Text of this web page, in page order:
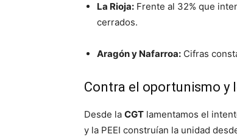
La Rioja: Frente al 32% que
cerrados.
Aragón y Nafarroa: Cifras
Contra el oportunismo y
Desde la CGT lamentamos el
y la PEEI construían la unidad